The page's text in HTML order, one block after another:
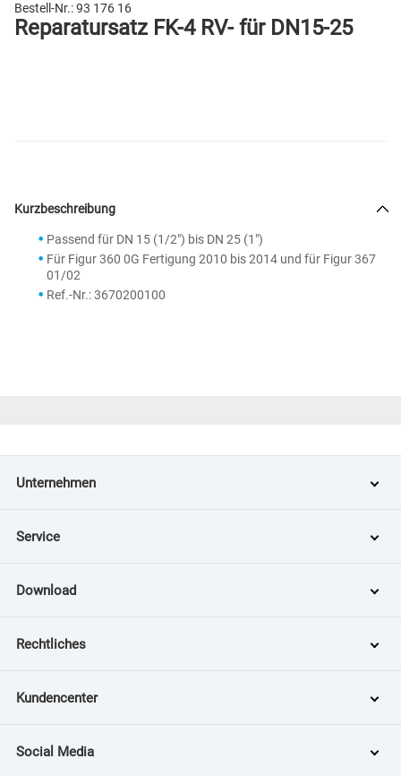
Bestell-Nr.:93 176 16
Reparatursatz FK-4 RV- für DN15-25
Kurzbeschreibung
Passend für DN 15 (1/2") bis DN 25 (1")
Für Figur 360 0G Fertigung 2010 bis 2014 und für Figur 367
01/02
Ref.-Nr.: 3670200100
Unternehmen
Service
Download
Rechtliches
Kundencenter
Social Media